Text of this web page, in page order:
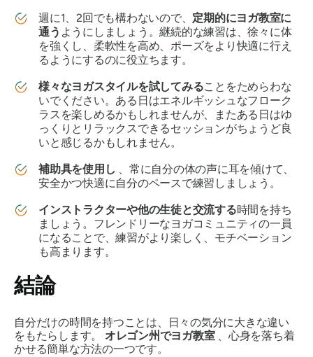
週に1、2回でも構わないので、 定期的にヨガ教室に
通う ようにしましょう。継続的な練習は、徐々に体
を強くし、柔軟性を高め、ポーズをより快適に行え
るようにするのに役立ちます。
様々なヨガスタイルを試してみることをためらわな
いでください。ある日はエネルギッシュなフローク
ラスを楽しめるかもしれませんが、またある日はゆ
っくりとリラックスできるセッションがちょうど良
いと感じるかもしれません。
補助具を使用し 、常に自分の体の声に耳を傾けて、
安全かつ快適に自分のペースで練習しましょう。
インストラクターや他の生徒と交流する時間を持ち
ましょう。フレンドリーなヨガコミュニティの一員
になることで、練習がより楽しく、モチベーション
も高まります。
結論
自分だけの時間を持つことは、日々の気分に大きな違い
をもたらします。 オレゴン州でヨガ教室、心身を落ち着
かせる簡単な方法の一つです。